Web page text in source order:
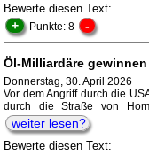
Bewerte diesen Text:
+ Punkte: 8 -
Öl-Milliardäre
Donnerstag, 30. April 2026
Vor dem Angriff durch die
durch die Straße von
weiter lesen?
Bewerte diesen Text: